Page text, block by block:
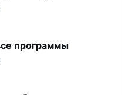
программы